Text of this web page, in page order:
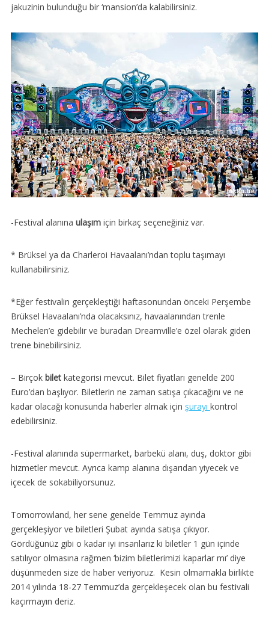
jakuzinin bulunduğu bir ‘mansion’da kalabilirsiniz.
-Festival alanına ulaşımiçin birkaç seçeneğiniz var.
* Brüksel ya da Charleroi Havaalanı’ndan toplu taşımayı
kullanabilirsiniz.
*Eğer festivalin gerçekleştiği haftasonundan önceki Perşembe
Brüksel Havaalanı’nda olacaksınız, havaalanından trenle
Mechelen’e gidebilir ve buradan Dreamville’e özel olarak giden
trene binebilirsiniz.
– Birçok biletkategorisi mevcut. Bilet fiyatları genelde 200
Euro’dan başlıyor. Biletlerin ne zaman satışa çıkacağını ve ne
kadar olacağı konusunda haberler almak için şurayı kontrol
edebilirsiniz.
-Festival alanında süpermarket, barbekü alanı, duş, doktor gibi
hizmetler mevcut. Ayrıca kamp alanına dışarıdan yiyecek ve
içecek de sokabiliyorsunuz.
Tomorrowland, her sene genelde Temmuz ayında
gerçekleşiyor ve biletleri Şubat ayında satışa çıkıyor.
Gördüğünüz gibi o kadar iyi insanlarız ki biletler 1 gün içinde
satılıyor olmasına rağmen ‘bizim biletlerimizi kaparlar mı’ diye
düşünmeden size de haber veriyoruz. Kesin olmamakla birlikte
2014 yılında 18-27 Temmuz’da gerçekleşecek olan bu festivali
kaçırmayın deriz.